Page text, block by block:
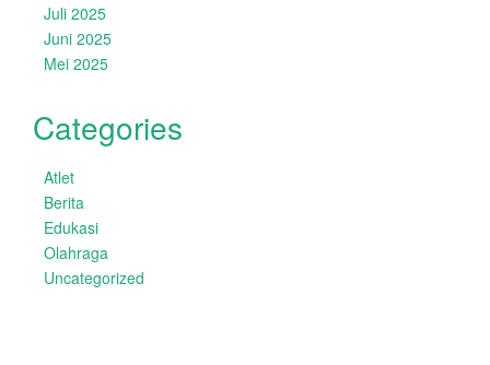
Juli 2025
Juni 2025
Mei 2025
Categories
Atlet
Berita
Edukasi
Olahraga
Uncategorized